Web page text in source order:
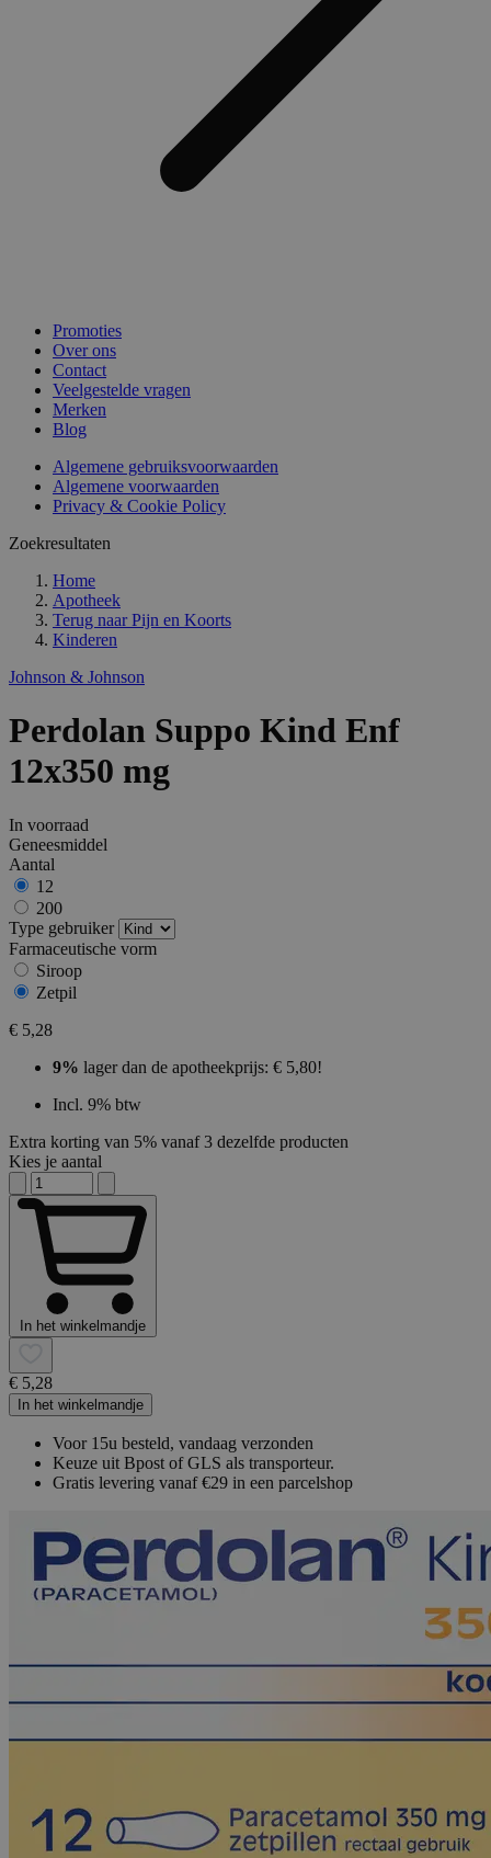
Promoties
Over ons
Contact
Veelgestelde vragen
Merken
Blog
Algemene gebruiksvoorwaarden
Algemene voorwaarden
Privacy & Cookie Policy
Zoekresultaten
Home
Apotheek
Terug naar Pijn en Koorts
Kinderen
Johnson & Johnson
Perdolan Suppo Kind Enf
12x350 mg
In voorraad
Geneesmiddel
Aantal
12
200
Type gebruiker
Farmaceutische vorm
Siroop
Zetpil
€ 5,28
9% lager dan de apotheekprijs: € 5,80!
Incl. 9% btw
Extra korting van 5% vanaf 3 dezelfde producten
Kies je aantal
In het winkelmandje
€ 5,28
In het winkelmandje
Voor 15u besteld, vandaag verzonden
Keuze uit Bpost of GLS als transporteur.
Gratis levering vanaf €29 in een parcelshop